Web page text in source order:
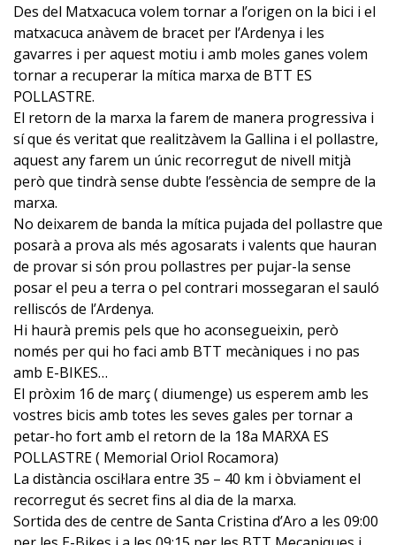
Des del Matxacuca volem tornar a l’origen on la bici i el
matxacuca anàvem de bracet per l’Ardenya i les
gavarres i per aquest motiu i amb moles ganes volem
tornar a recuperar la mítica marxa de BTT ES
POLLASTRE.
El retorn de la marxa la farem de manera progressiva i
sí que és veritat que realitzàvem la Gallina i el pollastre,
aquest any farem un únic recorregut de nivell mitjà
però que tindrà sense dubte l’essència de sempre de la
marxa.
No deixarem de banda la mítica pujada del pollastre que
posarà a prova als més agosarats i valents que hauran
de provar si són prou pollastres per pujar-la sense
posar el peu a terra o pel contrari mossegaran el sauló
relliscós de l’Ardenya.
Hi haurà premis pels que ho aconsegueixin, però
només per qui ho faci amb BTT mecàniques i no pas
amb E-BIKES…
El pròxim 16 de març ( diumenge) us esperem amb les
vostres bicis amb totes les seves gales per tornar a
petar-ho fort amb el retorn de la 18a MARXA ES
POLLASTRE ( Memorial Oriol Rocamora)
La distància oscil·lara entre 35 – 40 km i òbviament el
recorregut és secret fins al dia de la marxa.
Sortida des de centre de Santa Cristina d’Aro a les 09:00